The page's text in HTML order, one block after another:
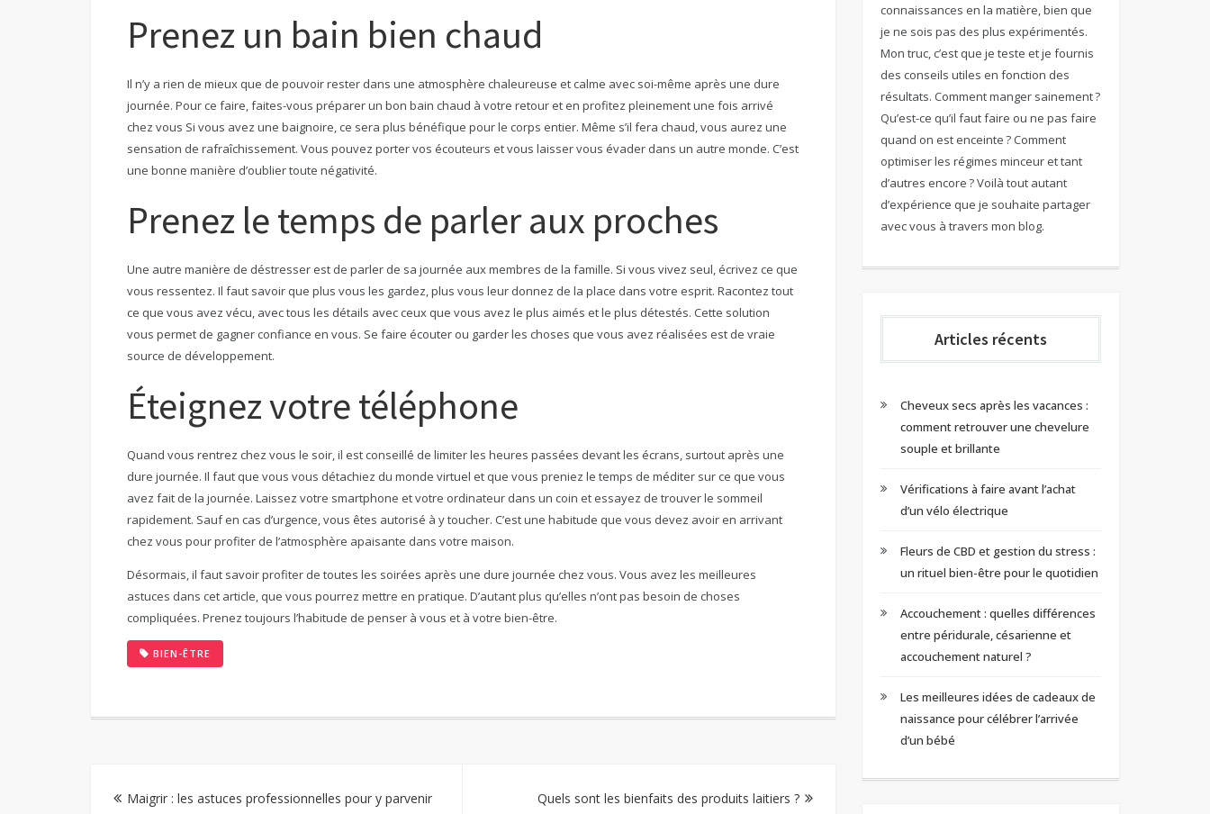
Prenez un bain bien chaud
Il n’y a rien de mieux que de pouvoir rester dans une atmosphère chaleureuse et calme avec soi-même après une dure
journée. Pour ce faire, faites-vous préparer un bon bain chaud à votre retour et en profitez pleinement une fois arrivé
chez vous Si vous avez une baignoire, ce sera plus bénéfique pour le corps entier. Même s’il fera chaud, vous aurez une
sensation de rafraîchissement. Vous pouvez porter vos écouteurs et vous laisser vous évader dans un autre monde. C’est
une bonne manière d’oublier toute négativité.
Prenez le temps de parler aux proches
Une autre manière de déstresser est de parler de sa journée aux membres de la famille. Si vous vivez seul, écrivez ce que
vous ressentez. Il faut savoir que plus vous les gardez, plus vous leur donnez de la place dans votre esprit. Racontez tout
ce que vous avez vécu, avec tous les détails avec ceux que vous avez le plus aimés et le plus détestés. Cette solution
vous permet de gagner confiance en vous. Se faire écouter ou garder les choses que vous avez réalisées est de vraie
source de développement.
Éteignez votre téléphone
Quand vous rentrez chez vous le soir, il est conseillé de limiter les heures passées devant les écrans, surtout après une
dure journée. Il faut que vous vous détachiez du monde virtuel et que vous preniez le temps de méditer sur ce que vous
avez fait de la journée. Laissez votre smartphone et votre ordinateur dans un coin et essayez de trouver le sommeil
rapidement. Sauf en cas d’urgence, vous êtes autorisé à y toucher. C’est une habitude que vous devez avoir en arrivant
chez vous pour profiter de l’atmosphère apaisante dans votre maison.
Désormais, il faut savoir profiter de toutes les soirées après une dure journée chez vous. Vous avez les meilleures
astuces dans cet article, que vous pourrez mettre en pratique. D’autant plus qu’elles n’ont pas besoin de choses
compliquées. Prenez toujours l’habitude de penser à vous et à votre bien-être.
BIEN-ÊTRE
Navigation
Maigrir : les astuces professionnelles pour y parvenir Quels sont les bienfaits des produits laitiers ?
connaissances en la matière, bien que
je ne sois pas des plus expérimentés.
Mon truc, c’est que je teste et je fournis
des conseils utiles en fonction des
résultats. Comment manger sainement ?
Qu’est-ce qu’il faut faire ou ne pas faire
quand on est enceinte ? Comment
optimiser les régimes minceur et tant
d’autres encore ? Voilà tout autant
d’expérience que je souhaite partager
avec vous à travers mon blog.
Articles récents
Cheveux secs après les vacances :
comment retrouver une chevelure
souple et brillante
Vérifications à faire avant l’achat
d’un vélo électrique
Fleurs de CBD et gestion du stress :
un rituel bien-être pour le quotidien
Accouchement : quelles différences
entre péridurale, césarienne et
accouchement naturel ?
Les meilleures idées de cadeaux de
naissance pour célébrer l’arrivée
d’un bébé